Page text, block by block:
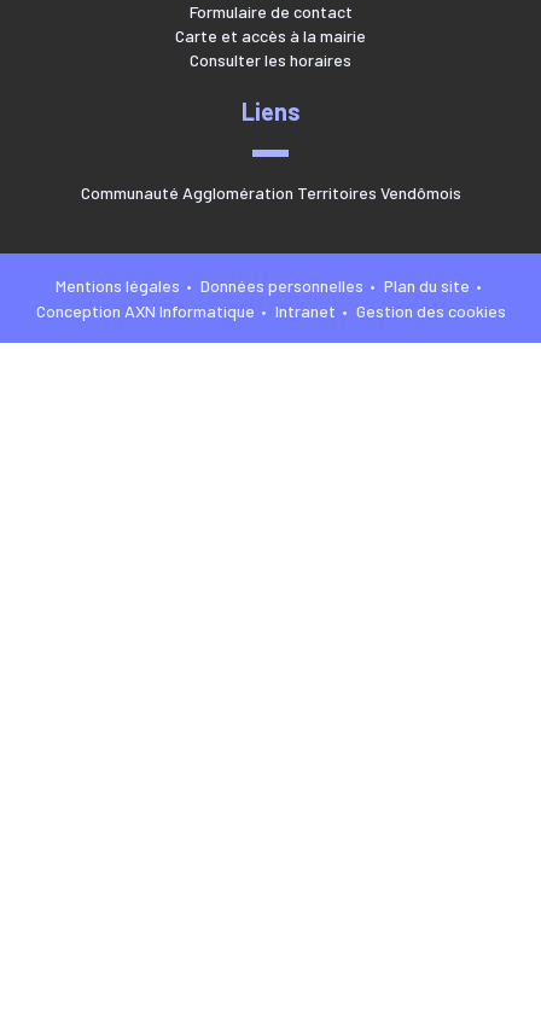
Formulaire de contact
Carte et accès à la mairie
Consulter les horaires
Liens
Communauté Agglomération Territoires Vendômois
Mentions légales Données personnelles
Plan du site
Conception AXN Informatique
Intranet Gestion des cookies